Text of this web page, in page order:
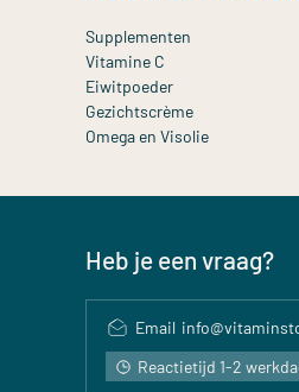
Supplementen
Vitamine C
Eiwitpoeder
Gezichtscrème
Omega en Visolie
Heb je een vraag?
Email
Reactietijd 1-2